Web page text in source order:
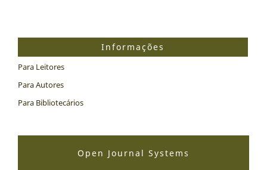
Informações
Para Leitores
Para Autores
Para Bibliotecários
Open Journal Systems